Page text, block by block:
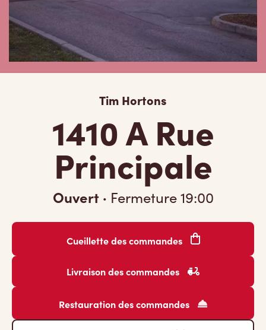
Tim Hortons
1410 A Rue
Principale
Ouvert · Fermeture19:00
Cueillette des commandes
Livraison des commandes
Restauration des commandes